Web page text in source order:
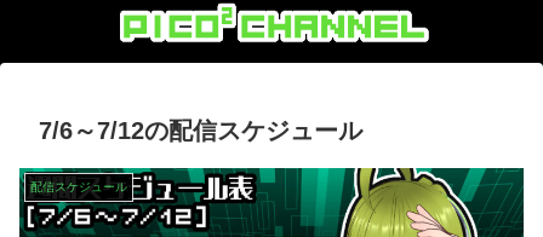
7/6～7/12の配信スケジュール
配信スケジュール